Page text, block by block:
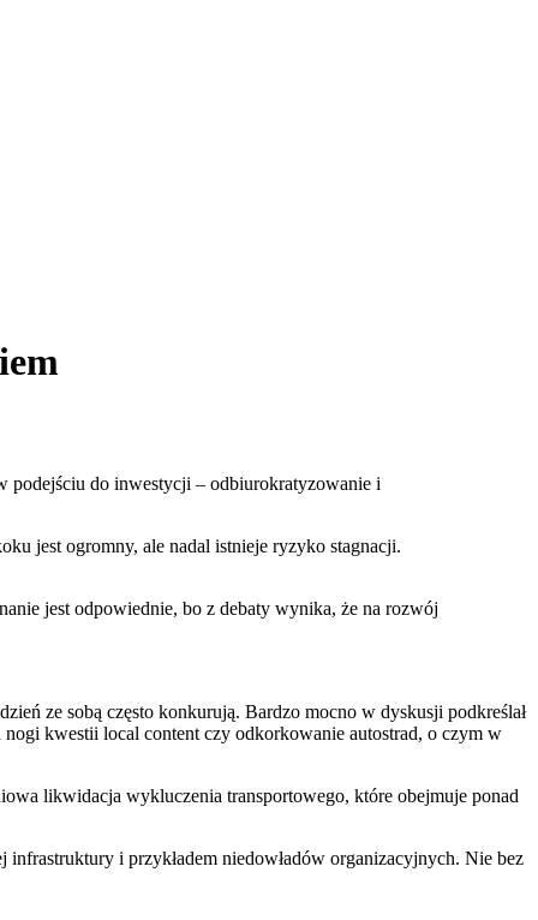
podejściu do inwestycji – odbiurokratyzowanie i
jest ogromny, ale nadal istnieje ryzyko stagnacji.
jest odpowiednie, bo z debaty wynika, że na rozwój
ze sobą często konkurują. Bardzo mocno w dyskusji podkreślał
kwestii local content czy odkorkowanie autostrad, o czym w
likwidacja wykluczenia transportowego, które obejmuje ponad
i przykładem niedowładów organizacyjnych. Nie bez